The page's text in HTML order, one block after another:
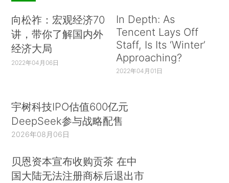
向松祚：宏观经济70
讲，带你了解国内外
经济大局
2022年04月06日
In Depth: As
Tencent Lays Off
Staff, Is Its ‘Winter’
Approaching?
2022年04月01日
宇树科技IPO估值600亿元
DeepSeek参与战略配售
2026年08月06日
贝恩资本宣布收购贡茶 在中
国大陆无法注册商标后退出市